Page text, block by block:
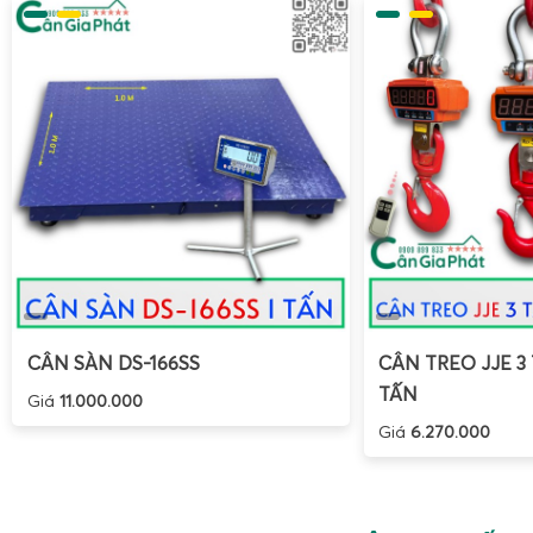
nhưng không ngâm trực tiếp trong nước. Cân thủy
được thiết kế với cấp bảo vệ cao hơn, chuyên cho
sản, nơi cân có thể tiếp xúc nước liên tục, thậm chí bị
Về tải trọng và ứng dụng:
UTE tập trung vào các
tối ưu cho cân thuốc sầu riêng, phân loại trái thanh
nghiệp. Cân thủy sản Super-SS thường có tải trọng
hơn, phù hợp cân thùng cá, khay hải sản, rổ tôm
Về thiết kế:Cân UTE sử dụng mặt bàn inox, thân cân
thao tác, quầy pha chế, bàn sơ chế thực phẩm.
thường có khung inox dày, chân đế cao, chịu lực tốt,
trong môi trường nước mặn, nước đá tan.
Về chi phí đầu tư:
CÂN SÀN DS-166SS
Giá 11.000.000
CÂN TREO JJE
TẤN
Giá6.270.000